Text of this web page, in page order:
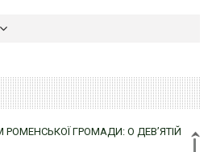
ГРОМАДИ: О ДЕВ’ЯТІЙ